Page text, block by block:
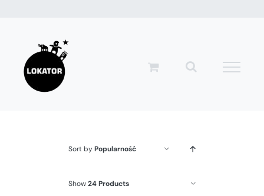
zawartości
Sort byPopularność
Show24 Products